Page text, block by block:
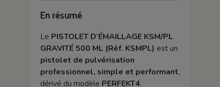
En résumé
Le PISTOLET D’ÉMAILLAGE KSM/PL
GRAVITÉ 500 ML (Réf. KSMPL) est un
pistolet de pulvérisation
professionnel, simple et performant,
dérivé du modèle PERFEKT4.